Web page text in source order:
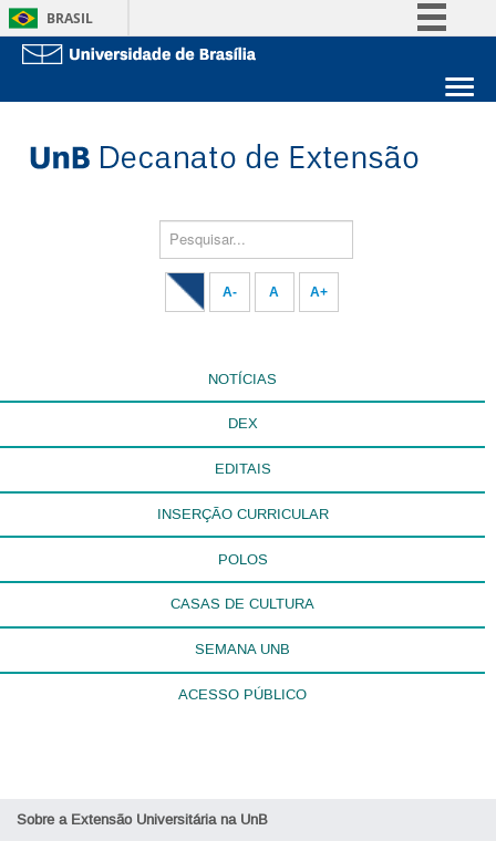
BRASIL
Acesso à informação
Estude na UnB
Pesquisar...
A- A A+
NOTÍCIAS
DEX
EDITAIS
INSERÇÃO CURRICULAR
POLOS
CASAS DE CULTURA
SEMANA UNB
ACESSO PÚBLICO
Sobre a Extensão Universitária na UnB